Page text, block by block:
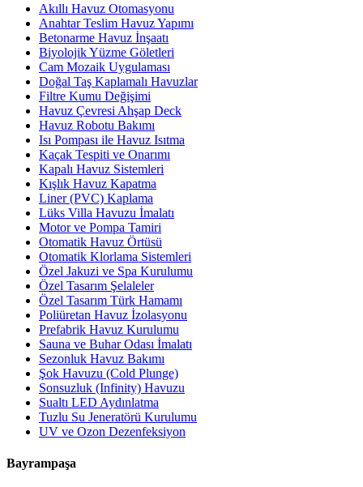
Akıllı Havuz Otomasyonu
Anahtar Teslim Havuz Yapımı
Betonarme Havuz İnşaatı
Biyolojik Yüzme Göletleri
Cam Mozaik Uygulaması
Doğal Taş Kaplamalı Havuzlar
Filtre Kumu Değişimi
Havuz Çevresi Ahşap Deck
Havuz Robotu Bakımı
Isı Pompası ile Havuz Isıtma
Kaçak Tespiti ve Onarımı
Kapalı Havuz Sistemleri
Kışlık Havuz Kapatma
Liner (PVC) Kaplama
Lüks Villa Havuzu İmalatı
Motor ve Pompa Tamiri
Otomatik Havuz Örtüsü
Otomatik Klorlama Sistemleri
Özel Jakuzi ve Spa Kurulumu
Özel Tasarım Şelaleler
Özel Tasarım Türk Hamamı
Poliüretan Havuz İzolasyonu
Prefabrik Havuz Kurulumu
Sauna ve Buhar Odası İmalatı
Sezonluk Havuz Bakımı
Şok Havuzu (Cold Plunge)
Sonsuzluk (Infinity) Havuzu
Sualtı LED Aydınlatma
Tuzlu Su Jeneratörü Kurulumu
UV ve Ozon Dezenfeksiyon
Bayrampaşa